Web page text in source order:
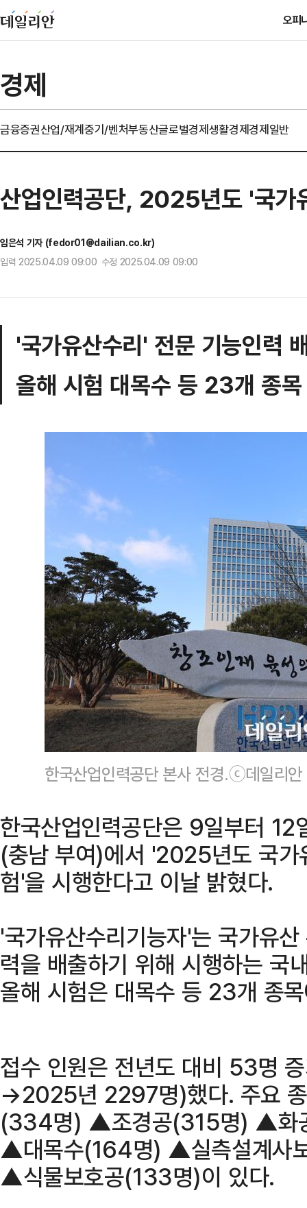
오피
경제
금융증권산업/재계중기/벤처부동산글로벌경제생활경제경제일반
산업인력공단, 2025년도 '국가
임은석 기자 (fedor01@dailian.co.kr)
입력 2025.04.09 09:00 수정 2025.04.09 09:00
'국가유산수리' 전문 기능인력
올해 시험 대목수 등 23개 종
한국산업인력공단 본사 전경.ⓒ데일리
한국산업인력공단은 9일부터 12
(충남 부여)에서 '2025년도 국가
험'을 시행한다고 이날 밝혔다.
'국가유산수리기능자'는 국가유
력을 배출하기 위해 시행하는 국
올해 시험은 대목수 등 23개 종
접수 인원은 전년도 대비 53명
→2025년 2297명)했다. 주요
(334명) ▲조경공(315명) ▲화
▲대목수(164명) ▲실측설계사
▲식물보호공(133명)이 있다.